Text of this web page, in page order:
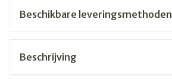
Beschikbare leveringsmethoden
Beschrijving